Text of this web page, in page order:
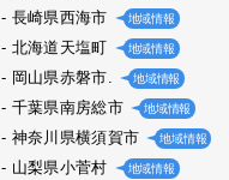
長崎県西海市 地域情報
北海道天塩町 地域情報
岡山県赤磐市. 地域情報
千葉県南房総市 地域情報
神奈川県横須賀市 地域情報
山梨県小菅村 地域情報